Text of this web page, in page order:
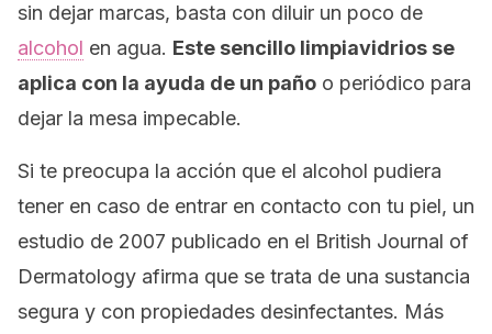
sin dejar marcas, basta con diluir un poco de
alcohol en agua. Este sencillo limpiavidrios se
aplica con la ayuda de un paño o periódico para
dejar la mesa impecable.
Si te preocupa la acción que el alcohol pudiera
tener en caso de entrar en contacto con tu piel, un
estudio de 2007 publicado en el British Journal of
Dermatology afirma que se trata de una sustancia
segura y con propiedades desinfectantes. Más